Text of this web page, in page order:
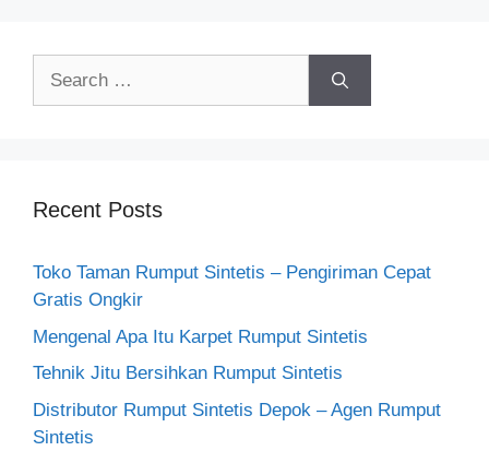
Recent Posts
Toko Taman Rumput Sintetis – Pengiriman Cepat
Gratis Ongkir
Mengenal Apa Itu Karpet Rumput Sintetis
Tehnik Jitu Bersihkan Rumput Sintetis
Distributor Rumput Sintetis Depok – Agen Rumput
Sintetis